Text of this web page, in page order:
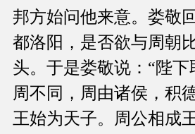
邦方始问他来意。娄敬
都洛阳，是否欲与周朝
头。于是娄敬说：“陛
周不同，周由诸侯，积
王始为天子。周公相成